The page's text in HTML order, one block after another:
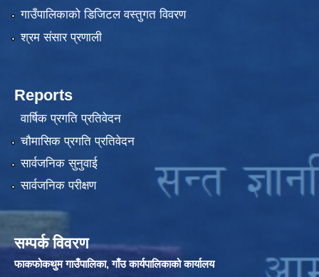
गाउँपालिकाको डिजिटल वस्तुगत विवरण
श्रम संसार प्रणाली
Reports
वार्षिक प्रगति प्रतिवेदन
चौमासिक प्रगति प्रतिवेदन
सार्वजनिक सुनुवाई
सार्वजनिक परीक्षण
सम्पर्क विवरण
फाकफोकथुम गाउँपालिका, गाँउ कार्यपालिकाको कार्यालय